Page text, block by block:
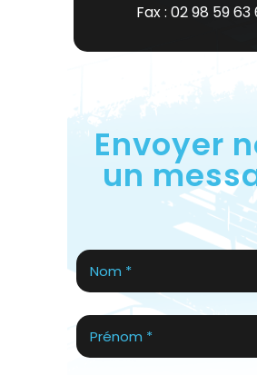
Fax : 02 98 59 63
Envoyer
un